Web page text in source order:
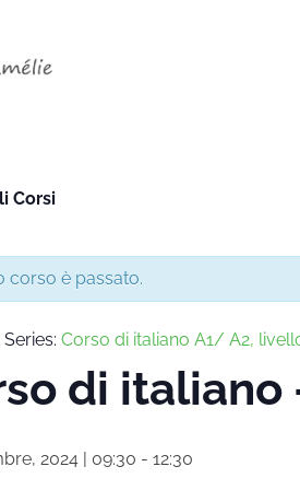
Corsi
corso è passato.
Corso di italiano A1/ A2,
di
2024 | 09:30 - 12:30